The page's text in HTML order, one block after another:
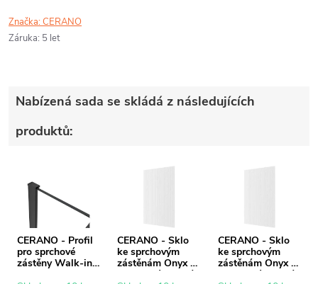
Značka:CERANO
Záruka: 5 let
Nabízená sada se skládá z následujících
produktů:
CERANO - Profil
pro sprchové
zástěny Walk-in
CERANO - Sklo
ke sprchovým
zástěnám Onyx -
8 mm - rýhované
CERANO - Sklo
ke sprchovým
zástěnám Onyx -
8 mm - rýhované